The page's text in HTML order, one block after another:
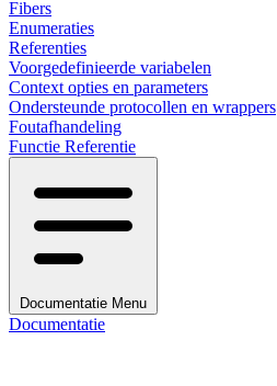
Fibers
Enumeraties
Referenties
Voorgedefinieerde variabelen
Context opties en parameters
Ondersteunde protocollen en wrappers
Foutafhandeling
Functie Referentie
Documentatie Menu
Documentatie